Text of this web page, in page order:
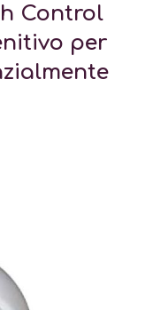
Control
per